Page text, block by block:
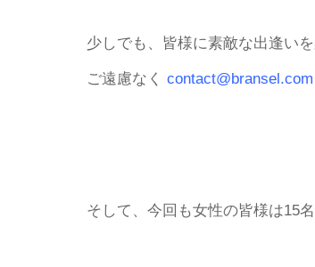
少しでも、皆様に素敵な出逢い
ご遠慮なく contact@bransel.com
そして、今回も女性の皆様は15